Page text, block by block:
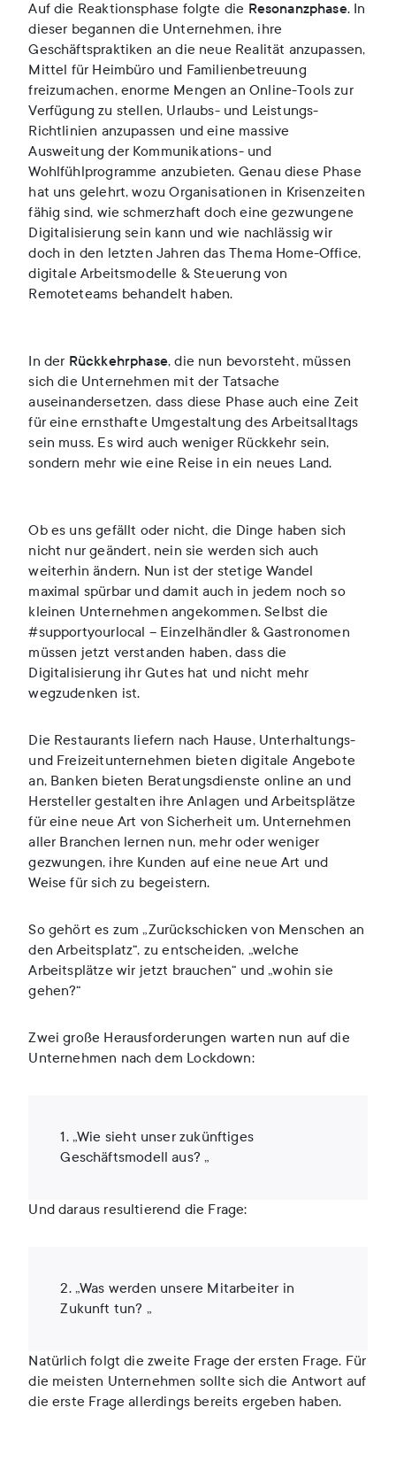
Auf die Reaktionsphase folgte die Resonanzphase. In
dieser begannen die Unternehmen, ihre
Geschäftspraktiken an die neue Realität anzupassen,
Mittel für Heimbüro und Familienbetreuung
freizumachen, enorme Mengen an Online-Tools zur
Verfügung zu stellen, Urlaubs- und Leistungs-
Richtlinien anzupassen und eine massive
Ausweitung der Kommunikations- und
Wohlfühlprogramme anzubieten. Genau diese Phase
hat uns gelehrt, wozu Organisationen in Krisenzeiten
fähig sind, wie schmerzhaft doch eine gezwungene
Digitalisierung sein kann und wie nachlässig wir
doch in den letzten Jahren das Thema Home-Office,
digitale Arbeitsmodelle & Steuerung von
Remoteteams behandelt haben.
In der Rückkehrphase, die nun bevorsteht, müssen
sich die Unternehmen mit der Tatsache
auseinandersetzen, dass diese Phase auch eine Zeit
für eine ernsthafte Umgestaltung des Arbeitsalltags
sein muss. Es wird auch weniger Rückkehr sein,
sondern mehr wie eine Reise in ein neues Land.
Ob es uns gefällt oder nicht, die Dinge haben sich
nicht nur geändert, nein sie werden sich auch
weiterhin ändern. Nun ist der stetige Wandel
maximal spürbar und damit auch in jedem noch so
kleinen Unternehmen angekommen. Selbst die
#supportyourlocal – Einzelhändler & Gastronomen
müssen jetzt verstanden haben, dass die
Digitalisierung ihr Gutes hat und nicht mehr
wegzudenken ist.
Die Restaurants liefern nach Hause, Unterhaltungs-
und Freizeitunternehmen bieten digitale Angebote
an, Banken bieten Beratungsdienste online an und
Hersteller gestalten ihre Anlagen und Arbeitsplätze
für eine neue Art von Sicherheit um. Unternehmen
aller Branchen lernen nun, mehr oder weniger
gezwungen, ihre Kunden auf eine neue Art und
Weise für sich zu begeistern.
So gehört es zum „Zurückschicken von Menschen an
den Arbeitsplatz“, zu entscheiden, „welche
Arbeitsplätze wir jetzt brauchen“ und „wohin sie
gehen?“
Zwei große Herausforderungen warten nun auf die
Unternehmen nach dem Lockdown:
1. „Wie sieht unser zukünftiges
Geschäftsmodell aus? „
Und daraus resultierend die Frage:
2. „Was werden unsere Mitarbeiter in
Zukunft tun? „
Natürlich folgt die zweite Frage der ersten Frage. Für
die meisten Unternehmen sollte sich die Antwort auf
die erste Frage allerdings bereits ergeben haben.